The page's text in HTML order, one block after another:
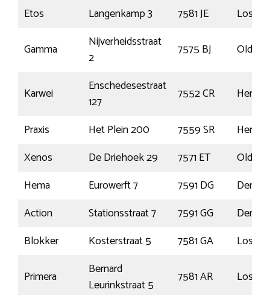
Etos Langenkamp 3 7581 JE
Losser
Gamma
Nijverheidsstraat
2
7575 BJ
Karwei
Enschedesestraat
127
7552 CR
Praxis
Het Plein 200 7559 SR
Xenos
De Driehoek 29 7571 ET
Hema
Eurowerft 7 7591 DG
Action
Stationsstraat 7 7591 GG
Blokker
Kosterstraat 5 7581 GA
Losser
Primera
Bernard
Leurinkstraat 5
7581 AR
Losser